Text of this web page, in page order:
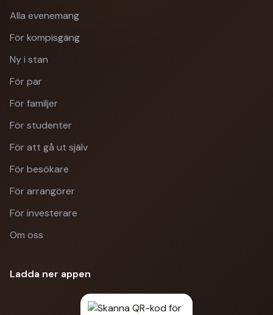
Alla evenemang
För kompisgäng
Ny i stan
För par
För familjer
För studenter
För att gå ut själv
För besökare
För arrangörer
För investerare
Om oss
Ladda ner appen